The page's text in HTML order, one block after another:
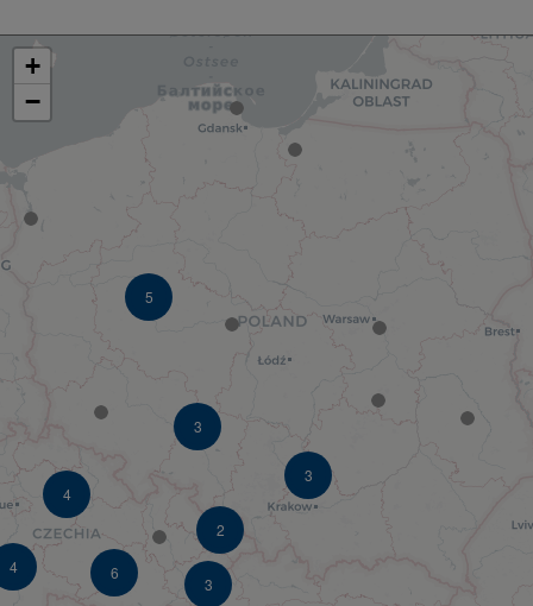
3
3
3
5
2
4
4
6
+
−